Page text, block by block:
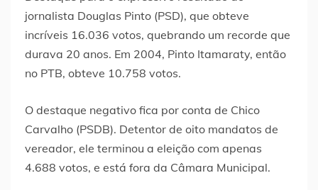
jornalista Douglas Pinto (PSD), que obteve
incríveis 16.036 votos, quebrando um recorde que
durava 20 anos. Em 2004, Pinto Itamaraty, então
no PTB, obteve 10.758 votos.
O destaque negativo fica por conta de Chico
Carvalho (PSDB). Detentor de oito mandatos de
vereador, ele terminou a eleição com apenas
4.688 votos, e está fora da Câmara Municipal.